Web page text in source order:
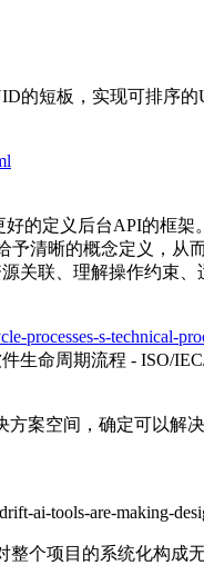
的短板，实现可排序
的定义后台API的框
清晰的概念定义，
关联、理解操作约束
processes-s-technical-
生命周期流程 - ISO/
案空间，确定可以解
ai-tools-are-making-
个项目的系统化构成